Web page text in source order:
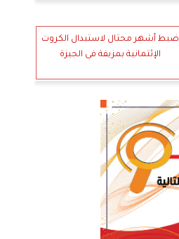
ضبط أشهر محتال لاستبدال الكروت
الإئتمانية بمزيفة فى الجيزة